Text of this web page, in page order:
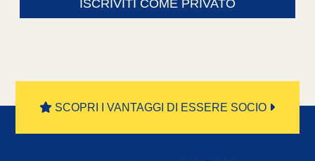
ISCRIVITI COME PRIVATO
SCOPRI I VANTAGGI DI ESSERE SOCIO